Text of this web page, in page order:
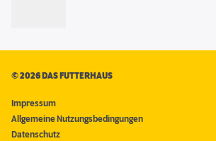
©2026 DAS FUTTERHAUS
Impressum
Allgemeine Nutzungsbedingungen
Datenschutz